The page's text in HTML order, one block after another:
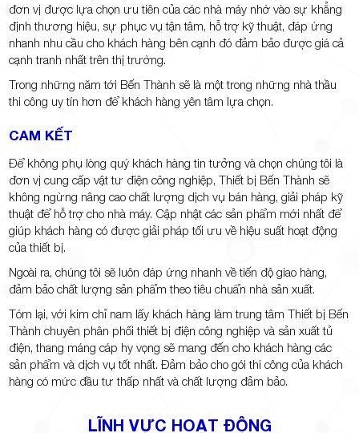
đơn vị được lựa chọn ưu tiên của các nhà máy nhờ vào sự khẳng
định thương hiệu, sự phục vụ tận tâm, hỗ trợ kỹ thuật, đáp ứng
nhanh nhu cầu cho khách hàng bên cạnh đó đảm bảo được giá cả
cạnh tranh nhất trên thị trường.
Trong những năm tới Bến Thành sẽ là một trong những nhà thầu
thi công uy tín hơn để khách hàng yên tâm lựa chọn.
CAM KẾT
Để không phụ lòng quý khách hàng tin tưởng và chọn chúng tôi là
đơn vị cung cấp vật tư điện công nghiệp, Thiết bị Bến Thành sẽ
không ngừng nâng cao chất lượng dịch vụ bán hàng, giải pháp kỹ
thuật để hỗ trợ cho nhà máy. Cập nhật các sản phẩm mới nhất để
giúp khách hàng có được giải pháp tối ưu về hiệu suất hoạt động
của thiết bị.
Ngoài ra, chúng tôi sẽ luôn đáp ứng nhanh về tiến độ giao hàng,
đảm bảo chất lượng sản phẩm theo tiêu chuẩn nhà sản xuất.
Tóm lại, với kim chỉ nam lấy khách hàng làm trung tâm Thiết bị Bến
Thành chuyên phân phối thiết bị điện công nghiệp và sản xuất tủ
điện, thang máng cáp hy vọng sẽ mang đến cho khách hàng các
sản phẩm và dịch vụ tốt nhất. Đảm bảo cho gói thi công của khách
hàng có mức đầu tư thấp nhất và chất lượng đảm bảo.
LĨNH VỰC HOẠT ĐỘNG